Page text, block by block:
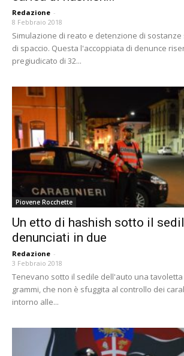
Redazione -
8 Febbraio 2018
Simulazione di reato e detenzione di
di spaccio. Questa l'accoppiata di denunce
pregiudicato di 32...
Piovene Rocchette
Un etto di hashish sotto il
denunciati in due
Redazione -
3 Febbraio 2018
Tenevano sotto il sedile dell'auto una
grammi, che non è sfuggita al controllo dei
intorno alle...